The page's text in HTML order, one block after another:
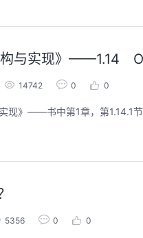
构与实现》——1.14
14742 0 0
现》——书中第1章，第1.14.1节
5356 0 0